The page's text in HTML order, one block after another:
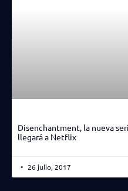
Disenchantment, la nueva
llegará a Netflix
26 julio, 2017